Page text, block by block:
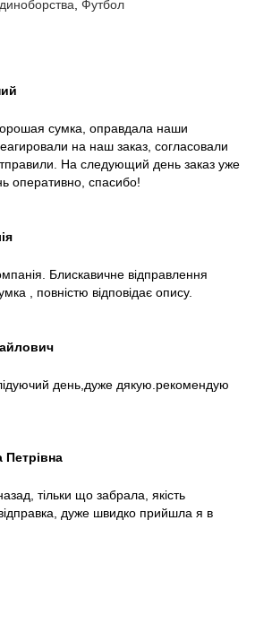
Футбол
сумка, оправдала наши
на наш заказ, согласовали
На следующий день заказ уже
оперативно, спасибо!
Блискавичне відправлення
, повністю відповідає опису.
день,дуже дякую.рекомендую
тільки що забрала, якість
дуже швидко прийшла я в